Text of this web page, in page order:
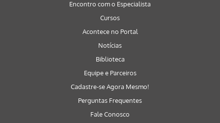
Encontro com o Especialista
Cursos
Acontece no Portal
Notícias
Biblioteca
Equipe e Parceiros
Cadastre-se Agora Mesmo!
Perguntas Frequentes
Fale Conosco